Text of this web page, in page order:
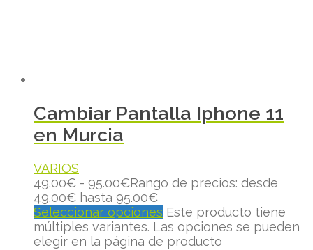
Cambiar Pantalla Iphone 11
en Murcia
VARIOS
49.00€ - 95.00€Rango de precios: desde
49.00€ hasta 95.00€
Seleccionar opciones Este producto tiene
múltiples variantes. Las opciones se pueden
elegir en la página de producto